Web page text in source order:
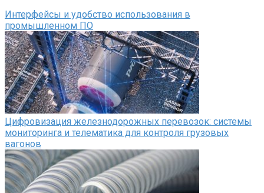
Интерфейсы и удобство использования в
промышленном ПО
Цифровизация железнодорожных перевозок: системы
мониторинга и телематика для контроля грузовых
вагонов